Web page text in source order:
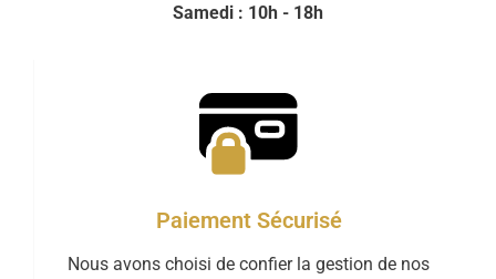
Samedi : 10h - 18h
Paiement Sécurisé
Nous avons choisi de confier la gestion de nos